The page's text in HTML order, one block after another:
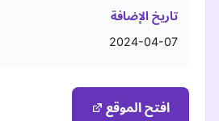
تاريخ الإضافة
2024-04-07
افتح الموقع